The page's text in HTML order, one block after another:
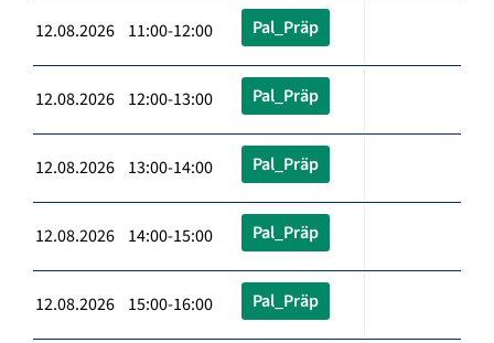
12.08.2026 11:00-12:00 Pal_Präp
12.08.2026 12:00-13:00 Pal_Präp
12.08.2026 13:00-14:00 Pal_Präp
12.08.2026 14:00-15:00 Pal_Präp
12.08.2026 15:00-16:00 Pal_Präp